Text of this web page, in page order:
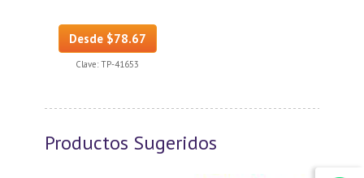
Desde $78.67
Clave: TP-41653
Productos Sugeridos